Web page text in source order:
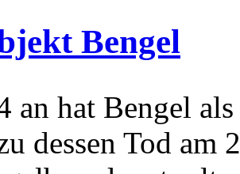
Bengel
an hat Bengel
dessen Tod am